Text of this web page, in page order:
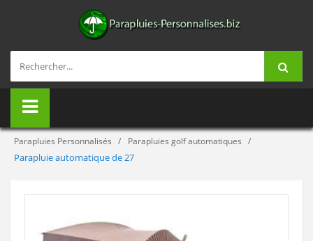
Parapluies Personnalisés Parapluies golf automatiques
Parapluie automatique de 27